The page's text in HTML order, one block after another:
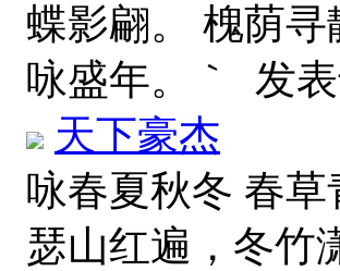
蝶影翩。 槐荫
咏盛年。｀ 发
天下豪杰
咏春夏秋冬 春
瑟山红遍，冬